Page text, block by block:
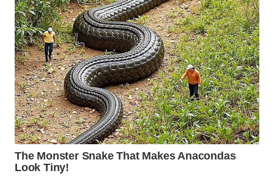
LAWAS
WN
SUMEDANG
WN
CIANJUR
WN
KEPULAUAN
SERIBU